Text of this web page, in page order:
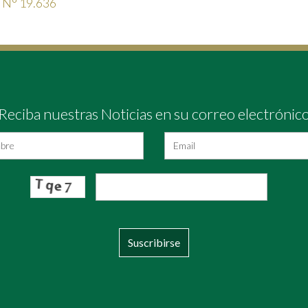
Reciba nuestras Noticias en su correo
Suscribirse